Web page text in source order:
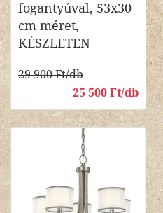
fogantyúval, 53x30
cm méret,
KÉSZLETEN
29 900 Ft/db
25 500 Ft/db